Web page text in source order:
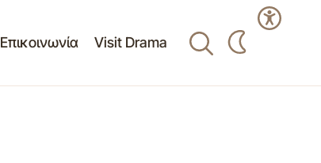
Επικοινωνία Visit Drama